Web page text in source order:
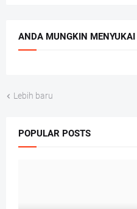
ANDA MUNGKIN
Lebih baru
POPULAR POSTS